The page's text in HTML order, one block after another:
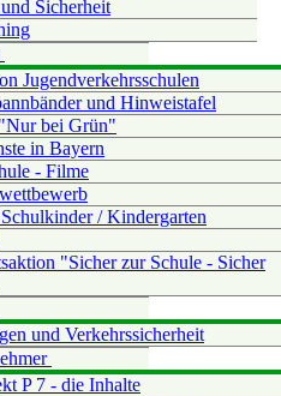
Sicherheit
Jugendverkehrsschulen
und Hinweistafel
bei Grün"
in Bayern
- Filme
/ Kindergarten
"Sicher zur Schule - Sicher
und Verkehrssicherheit
P 7 - die Inhalte